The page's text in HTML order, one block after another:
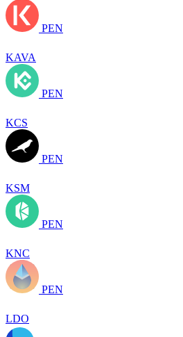
PEN
KAVA
PEN
KCS
PEN
KSM
PEN
KNC
PEN
LDO